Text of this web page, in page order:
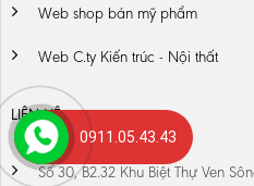
Web shop bán mỹ phẩm
Web C.ty Kiến trúc - Nội thất
LIÊN HỆ
Số 30, B2.32 Khu Biệt Thự Ven
0911.05.43.43